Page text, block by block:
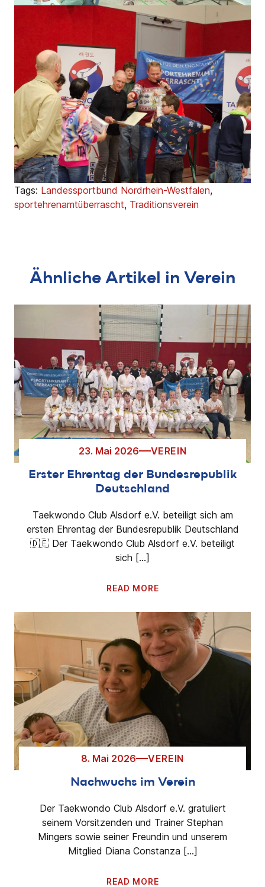
Tags: Landessportbund Nordrhein-Westfalen,
sportehrenamtüberrascht, Traditionsverein
Ähnliche Artikel in Verein
23. Mai 2026 VEREIN
Erster Ehrentag der Bundesrepublik
Deutschland
Taekwondo Club Alsdorf e.V. beteiligt sich am
ersten Ehrentag der Bundesrepublik Deutschland
🇩🇪 Der Taekwondo Club Alsdorf e.V. beteiligt
sich […]
READ MORE
8. Mai 2026 VEREIN
Nachwuchs im Verein
Der Taekwondo Club Alsdorf e.V. gratuliert
seinem Vorsitzenden und Trainer Stephan
Mingers sowie seiner Freundin und unserem
Mitglied Diana Constanza […]
READ MORE